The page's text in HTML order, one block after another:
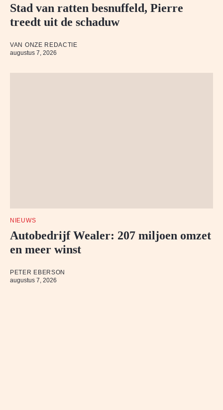
Stad van ratten besnuffeld, Pierre
treedt uit de schaduw
VAN ONZE REDACTIE
augustus 7, 2026
NIEUWS
Autobedrijf Wealer: 207 miljoen omzet
en meer winst
PETER EBERSON
augustus 7, 2026